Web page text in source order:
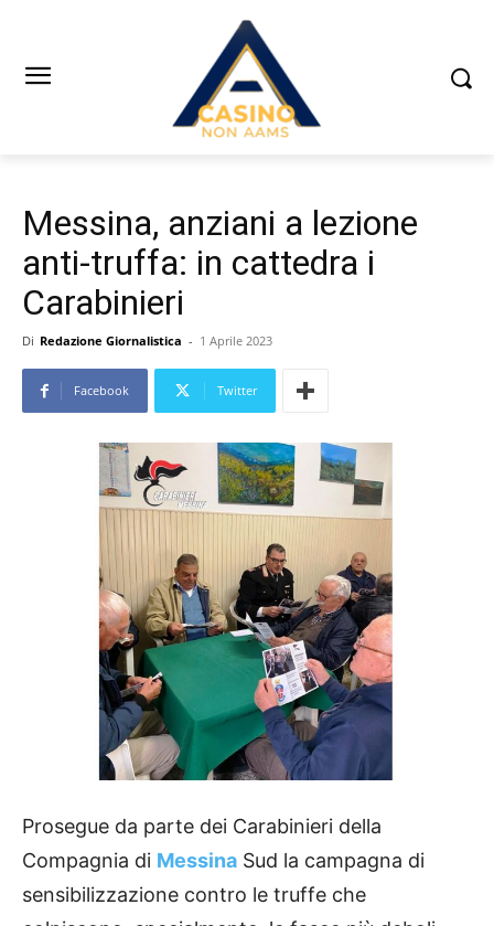
Messina, anziani a lezione
anti-truffa: in cattedra i
Carabinieri
Di Redazione Giornalistica - 1 Aprile 2023
Facebook Twitter
Prosegue da parte dei Carabinieri della
Compagnia di Messina Sud la campagna di
sensibilizzazione contro le truffe che